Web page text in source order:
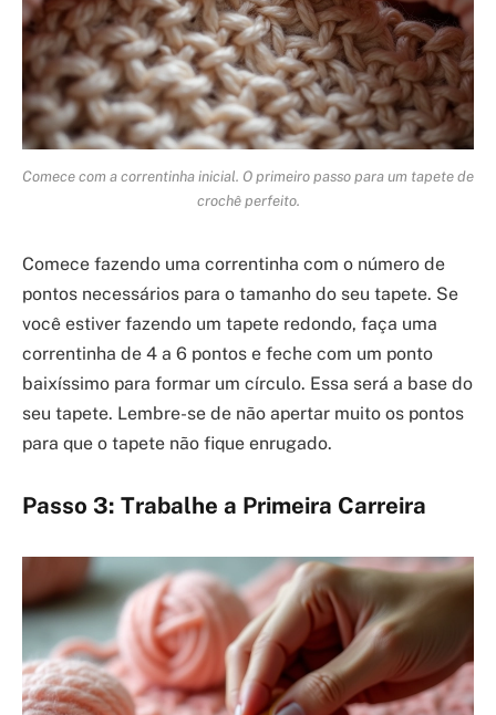
Comece com a correntinha inicial. O primeiro passo para um tapete de
crochê perfeito.
Comece fazendo uma correntinha com o número de
pontos necessários para o tamanho do seu tapete. Se
você estiver fazendo um tapete redondo, faça uma
correntinha de 4 a 6 pontos e feche com um ponto
baixíssimo para formar um círculo. Essa será a base do
seu tapete. Lembre-se de não apertar muito os pontos
para que o tapete não fique enrugado.
Passo 3: Trabalhe a Primeira Carreira